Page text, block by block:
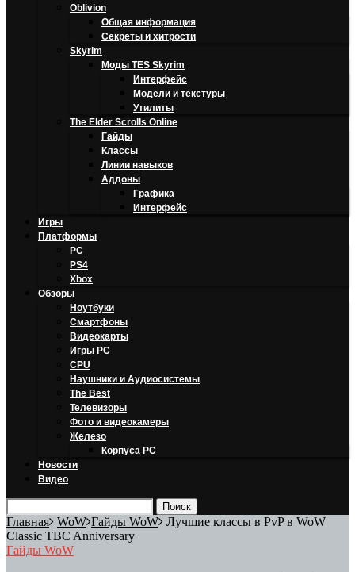
Oblivion
Общая информация
Секреты и хитрости
Skyrim
Моды TES Skyrim
Интерфейс
Модели и текстуры
Утилиты
The Elder Scrolls Online
Гайды
Классы
Линии навыков
Аддоны
Графика
Интерфейс
Игры
Платформы
PC
PS4
Xbox
Обзоры
Ноутбуки
Смартфоны
Видеокарты
Игры PC
CPU
Наушники и Аудиосистемы
The Best
Телевизоры
Фото и видеокамеры
Железо
Корпуса PC
Новости
Видео
Главная WoW Гайды WoW Лучшие классы в PvP в WoW
Classic TBC Anniversary
Гайды WoW